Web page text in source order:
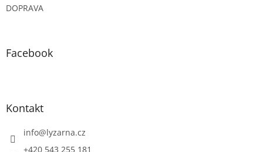
DOPRAVA
Facebook
Kontakt
info@lyzarna.cz
+420 543 255 181